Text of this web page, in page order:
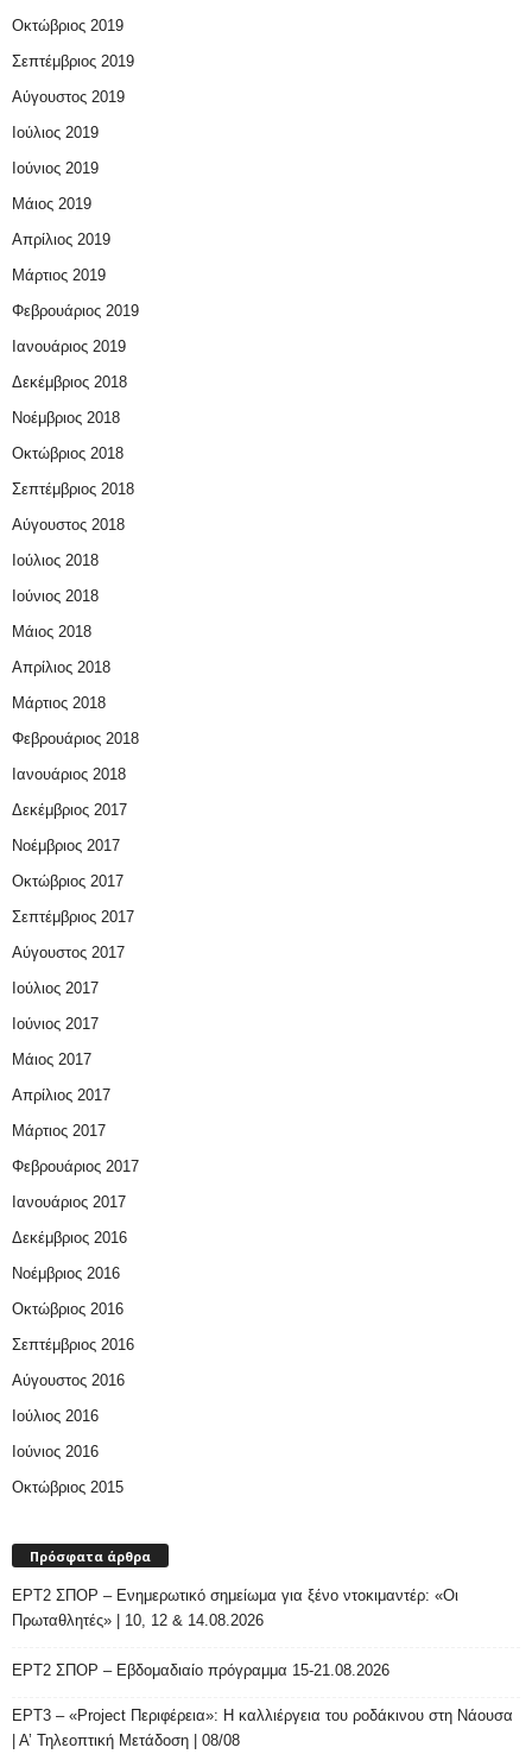
Οκτώβριος 2019
Σεπτέμβριος 2019
Αύγουστος 2019
Ιούλιος 2019
Ιούνιος 2019
Μάιος 2019
Απρίλιος 2019
Μάρτιος 2019
Φεβρουάριος 2019
Ιανουάριος 2019
Δεκέμβριος 2018
Νοέμβριος 2018
Οκτώβριος 2018
Σεπτέμβριος 2018
Αύγουστος 2018
Ιούλιος 2018
Ιούνιος 2018
Μάιος 2018
Απρίλιος 2018
Μάρτιος 2018
Φεβρουάριος 2018
Ιανουάριος 2018
Δεκέμβριος 2017
Νοέμβριος 2017
Οκτώβριος 2017
Σεπτέμβριος 2017
Αύγουστος 2017
Ιούλιος 2017
Ιούνιος 2017
Μάιος 2017
Απρίλιος 2017
Μάρτιος 2017
Φεβρουάριος 2017
Ιανουάριος 2017
Δεκέμβριος 2016
Νοέμβριος 2016
Οκτώβριος 2016
Σεπτέμβριος 2016
Αύγουστος 2016
Ιούλιος 2016
Ιούνιος 2016
Οκτώβριος 2015
Πρόσφατα άρθρα
ΕΡΤ2 ΣΠΟΡ – Ενημερωτικό σημείωμα για ξένο ντοκιμαντέρ: «Οι
Πρωταθλητές» | 10, 12 & 14.08.2026
ΕΡΤ2 ΣΠΟΡ – Εβδομαδιαίο πρόγραμμα 15-21.08.2026
ΕΡΤ3 – «Project Περιφέρεια»: Η καλλιέργεια του ροδάκινου στη Νάουσα
| Α’ Τηλεοπτική Μετάδοση | 08/08